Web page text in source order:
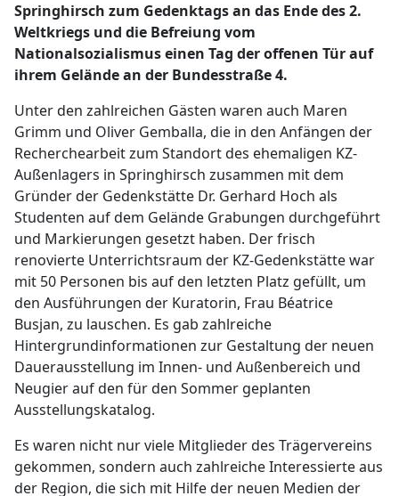
Springhirsch zum Gedenktags an das Ende des 2.
Weltkriegs und die Befreiung vom
Nationalsozialismus einen Tag der offenen Tür auf
ihrem Gelände an der Bundesstraße 4.
Unter den zahlreichen Gästen waren auch Maren
Grimm und Oliver Gemballa, die in den Anfängen der
Recherchearbeit zum Standort des ehemaligen KZ-
Außenlagers in Springhirsch zusammen mit dem
Gründer der Gedenkstätte Dr. Gerhard Hoch als
Studenten auf dem Gelände Grabungen durchgeführt
und Markierungen gesetzt haben. Der frisch
renovierte Unterrichtsraum der KZ-Gedenkstätte war
mit 50 Personen bis auf den letzten Platz gefüllt, um
den Ausführungen der Kuratorin, Frau Béatrice
Busjan, zu lauschen. Es gab zahlreiche
Hintergrundinformationen zur Gestaltung der neuen
Dauerausstellung im Innen- und Außenbereich und
Neugier auf den für den Sommer geplanten
Ausstellungskatalog.
Es waren nicht nur viele Mitglieder des Trägervereins
gekommen, sondern auch zahlreiche Interessierte aus
der Region, die sich mit Hilfe der neuen Medien der